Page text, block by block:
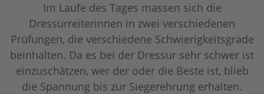
Im Laufe des Tages massen sich die
Dressurreiterinnen in zwei verschiedenen
Prüfungen, die verschiedene Schwierigkeitsgrade
beinhalten. Da es bei der Dressur sehr schwer ist
einzuschätzen, wer der oder die Beste ist, blieb
die Spannung bis zur Siegerehrung erhalten.